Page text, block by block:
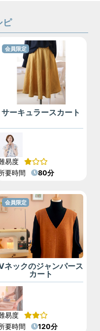
ピ
サーキュラースカート
会員限定
易度
要時間
80分
ネックのジャンパース
カート
会員限定
易度
要時間
120分